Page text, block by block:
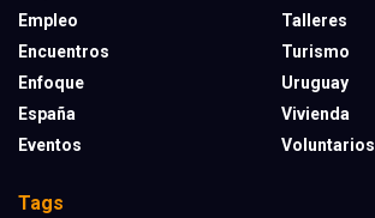
Empleo
Encuentros
Enfoque
España
Eventos
Talleres
Turismo
Uruguay
Vivienda
Voluntarios
Tags